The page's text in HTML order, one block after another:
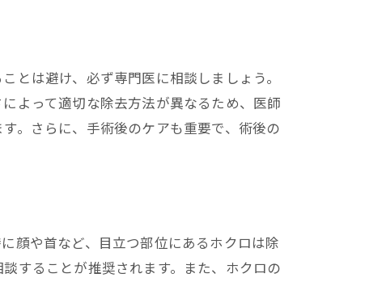
とは避け、必ず専門医に相談しましょう。
よって適切な除去方法が異なるため、医師
。さらに、手術後のケアも重要で、術後の
顔や首など、目立つ部位にあるホクロは除
することが推奨されます。また、ホクロの